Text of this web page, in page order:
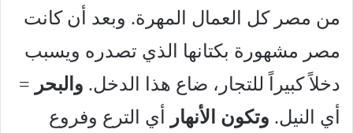
من مصر كل العمال المهرة. وبعد أن كانت
مصر مشهورة بكتانها الذي تصدره ويسبب
دخلاً كبيراً للتجار، ضاع هذا الدخل. والبحر =
أي النيل. وتكون الأنهار
أي الترع وفروع